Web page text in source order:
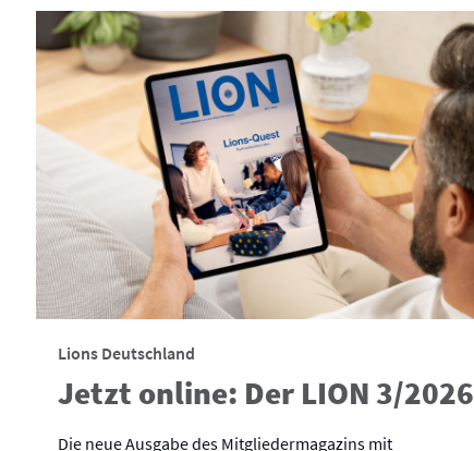
Lions Deutschland
Jetzt online: Der LION 3/2026
Die neue Ausgabe des Mitgliedermagazins mit